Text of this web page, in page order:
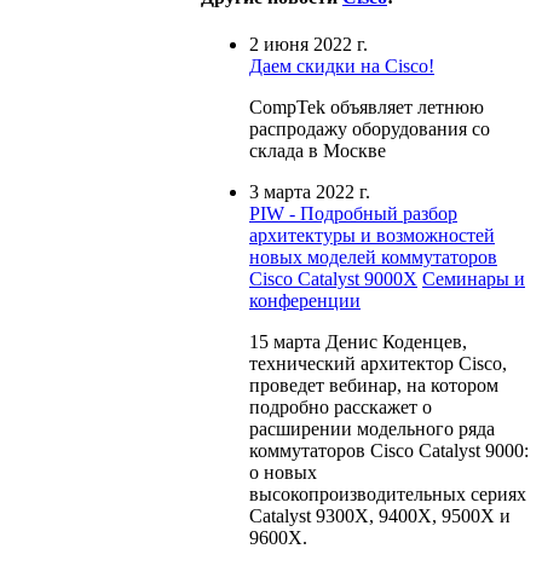
2 июня 2022 г.
Даем скидки на Cisco!
CompTek объявляет летнюю
распродажу оборудования со
склада в Москве
3 марта 2022 г.
PIW - Подробный разбор
архитектуры и возможностей
новых моделей коммутаторов
Cisco Catalyst 9000X Семинары и
конференции
15 марта Денис Коденцев,
технический архитектор Cisco,
проведет вебинар, на котором
подробно расскажет о
расширении модельного ряда
коммутаторов Cisco Catalyst 9000:
о новых
высокопроизводительных сериях
Catalyst 9300X, 9400X, 9500X и
9600X.